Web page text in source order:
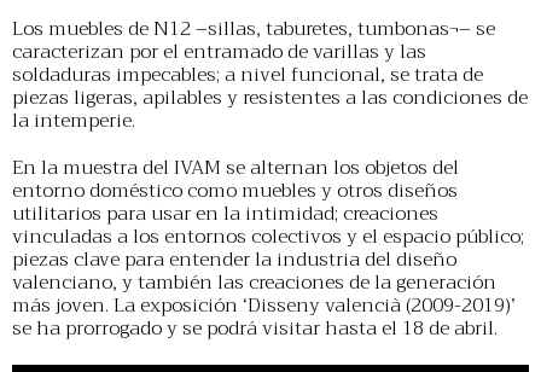
Los muebles de N12 –sillas, taburetes, tumbonas¬– se
caracterizan por el entramado de varillas y las
soldaduras impecables; a nivel funcional, se trata de
piezas ligeras, apilables y resistentes a las condiciones de
la intemperie.
En la muestra del IVAM se alternan los objetos del
entorno doméstico como muebles y otros diseños
utilitarios para usar en la intimidad; creaciones
vinculadas a los entornos colectivos y el espacio público;
piezas clave para entender la industria del diseño
valenciano, y también las creaciones de la generación
más joven. La exposición ‘Disseny valencià (2009-2019)’
se ha prorrogado y se podrá visitar hasta el 18 de abril.